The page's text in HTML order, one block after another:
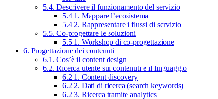
5.4. Descrivere il funzionamento del servizio
5.4.1. Mappare l’ecosistema
5.4.2. Rappresentare i flussi di servizio
5.5. Co-progettare le soluzioni
5.5.1. Workshop di co-progettazione
6. Progettazione dei contenuti
6.1. Cos’è il content design
6.2. Ricerca utente sui contenuti e il linguaggio
6.2.1. Content discovery
6.2.2. Dati di ricerca (search keywords)
6.2.3. Ricerca tramite analytics